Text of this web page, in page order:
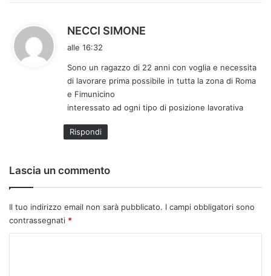
NECCI SIMONE
e
t
o
alle 16:32
Sono un ragazzo di 22 anni con voglia e necessita
di lavorare prima possibile in tutta la zona di Roma
e Fimunicino
interessato ad ogni tipo di posizione lavorativa
Rispondi
Lascia un commento
Il tuo indirizzo email non sarà pubblicato. I campi obbligatori sono
contrassegnati *